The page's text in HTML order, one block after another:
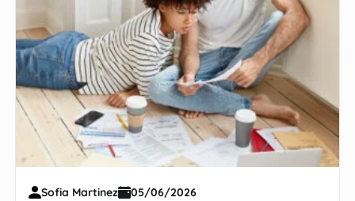
Sofia Martinez 05/06/2026